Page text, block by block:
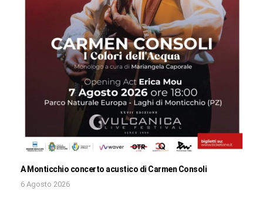
A Monticchio concerto acustico di Carmen Consoli
6 Agosto 2026